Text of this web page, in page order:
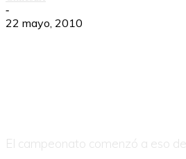
-
22 mayo, 2010
El campeonato comenzó a eso